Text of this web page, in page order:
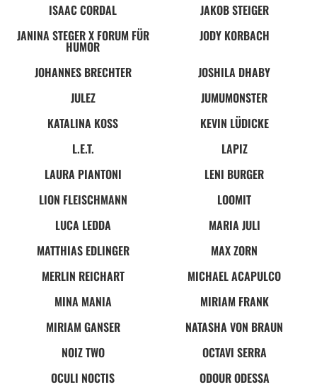
ISAAC CORDAL
JAKOB STEIGER
JANINA STEGER X FORUM FÜR
HUMOR
JODY KORBACH
JOHANNES BRECHTER
JOSHILA DHABY
JULEZ
JUMUMONSTER
KATALINA KOSS
KEVIN LÜDICKE
L.E.T.
LAPIZ
LAURA PIANTONI
LENI BURGER
LION FLEISCHMANN
LOOMIT
LUCA LEDDA
MARIA JULI
MATTHIAS EDLINGER
MAX ZORN
MERLIN REICHART
MICHAEL ACAPULCO
MINA MANIA
MIRIAM FRANK
MIRIAM GANSER
NATASHA VON BRAUN
NOIZ TWO
OCTAVI SERRA
OCULI NOCTIS
ODOUR ODESSA